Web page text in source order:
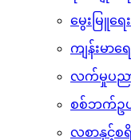
မွေးမြူရေး
ကျန်းမာရေ
လက်မှုပည
စစ်ဘက်ဥ
လစာနှင့်စ